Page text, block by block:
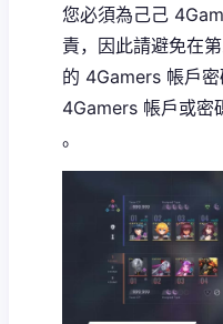
您必須為己己
責，因此請避免在
的 4Gamers 帳戶
4Gamers 帳戶或密
。